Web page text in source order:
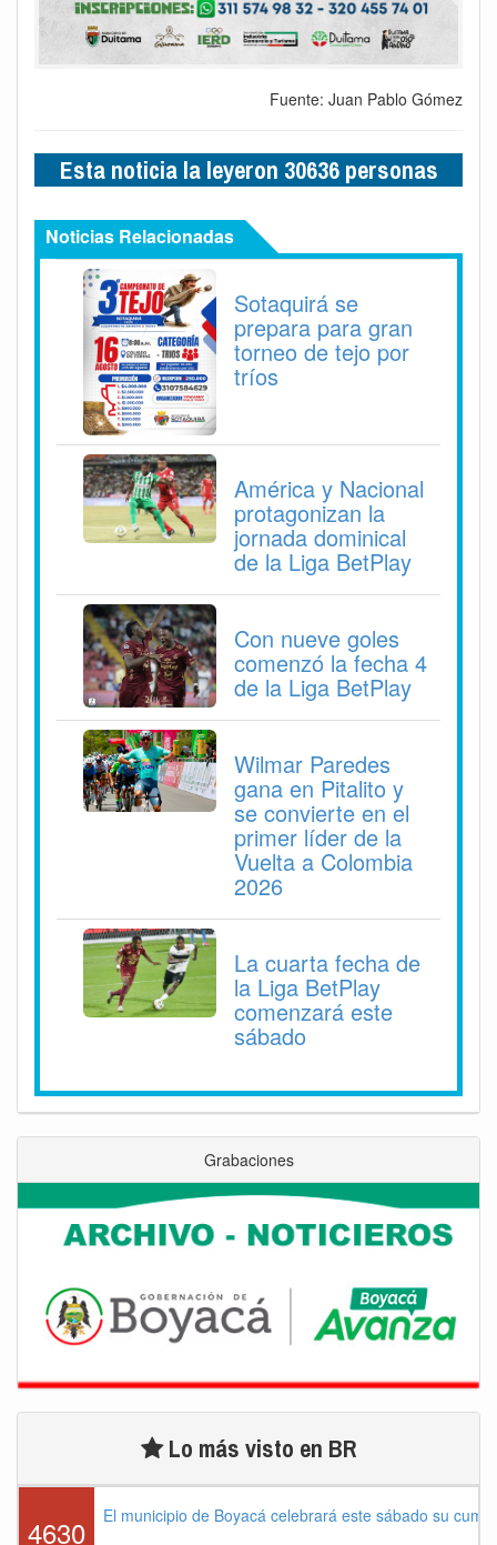
Fuente: Juan Pablo Gómez
Esta noticia la leyeron 30636 personas
Noticias Relacionadas
Sotaquirá se
prepara para gran
torneo de tejo por
tríos
América y Nacional
protagonizan la
jornada dominical
de la Liga BetPlay
Con nueve goles
comenzó la fecha 4
de la Liga BetPlay
Wilmar Paredes
gana en Pitalito y
se convierte en el
primer líder de la
Vuelta a Colombia
2026
La cuarta fecha de
la Liga BetPlay
comenzará este
sábado
Grabaciones
Lo más visto en BR
4630 El municipio de Boyacá celebrará este sábado su